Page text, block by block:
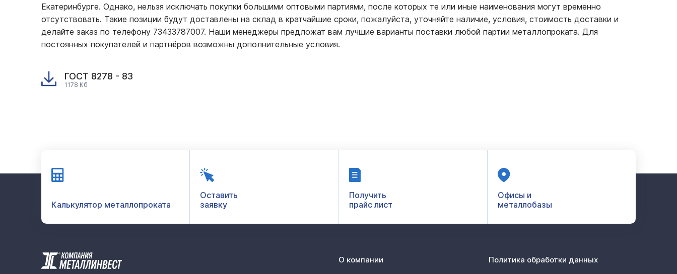
Екатеринбурге. Однако, нельзя исключать покупки большими оптовыми партиями, после которых те или иные наименования могут временно
отсутствовать. Такие позиции будут доставлены на склад в кратчайшие сроки, пожалуйста, уточняйте наличие, условия, стоимость доставки и
делайте заказ по телефону 73433787007. Наши менеджеры предложат вам лучшие варианты поставки любой партии металлопроката. Для
постоянных покупателей и партнёров возможны дополнительные условия.
ГОСТ 8278 - 83
1178 Кб
Калькулятор металлопроката
Оставить
заявку
Получить
прайс лист
Офисы и
металлобазы
О компании
Политика обработки данных